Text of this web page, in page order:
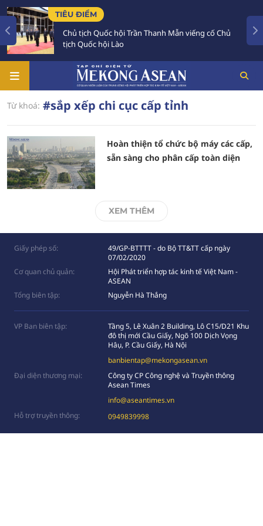
TIÊU ĐIỂM
Chủ tịch Quốc hội Trần Thanh Mẫn viếng cố Chủ
tịch Quốc hội Lào
Từ khoá: #sắp xếp chi cục cấp tỉnh
Hoàn thiện tổ chức bộ máy các cấp,
sẵn sàng cho phân cấp toàn diện
XEM THÊM
Giấy phép số:
49/GP-BTTTT - do Bộ TT&TT cấp ngày
07/02/2020
Cơ quan chủ quản:
Hội Phát triển hợp tác kinh tế Việt Nam -
ASEAN
Tổng biên tập:
Nguyễn Hà Thắng
VP Ban biên tập:
Tầng 5, Lê Xuân 2 Building, Lô C15/D21 Khu
đô thị mới Cầu Giấy, Ngõ 100 Dịch Vọng
Hâụ, P. Cầu Giấy, Hà Nội
banbientap@mekongasean.vn
Đại diện thương mại:
Công ty CP Công nghệ và Truyền thông
Asean Times
info@aseantimes.vn
Hỗ trợ truyền thông:
0949839998